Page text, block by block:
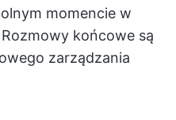
momencie w
końcowe są
zarządzania